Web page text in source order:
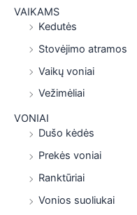
VAIKAMS
Kedutės
Stovėjimo atramos
Vaikų voniai
Vežimėliai
VONIAI
Dušo kėdės
Prekės voniai
Ranktūriai
Vonios suoliukai